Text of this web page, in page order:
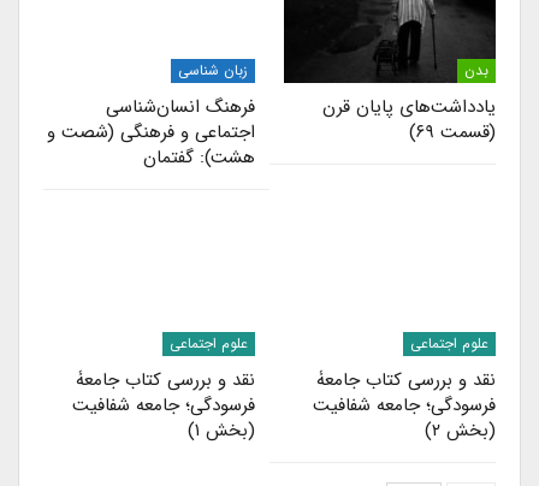
بدن
یادداشت‌های پایان قرن
(قسمت ۶۹)
زبان شناسی
فرهنگ انسان‌شناسی
اجتماعی و فرهنگی (شصت و
هشت): گفتمان
علوم اجتماعی
نقد و بررسی کتاب جامعۀ
فرسودگی؛ جامعه شفافیت
(بخش ۲)
علوم اجتماعی
نقد و بررسی کتاب جامعۀ
فرسودگی؛ جامعه شفافیت
(بخش ۱)